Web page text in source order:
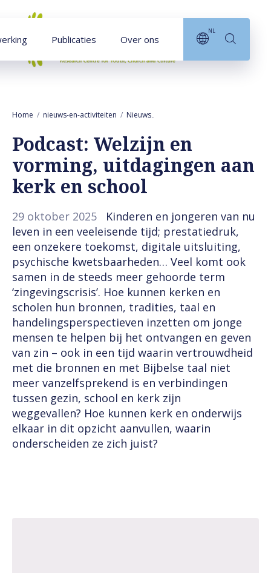
Naar hoofdinhoud
Publicaties Over ons
NL
Home nieuws-en-activiteiten Nieuws
Podcast: Welzijn en
vorming, uitdagingen aan
kerk en school
29 oktober 2025
Kinderen en jongeren van nu
leven in een veeleisende tijd; prestatiedruk,
een onzekere toekomst, digitale uitsluiting,
psychische kwetsbaarheden… Veel komt ook
samen in de steeds meer gehoorde term
‘zingevingscrisis’. Hoe kunnen kerken en
scholen hun bronnen, tradities, taal en
handelingsperspectieven inzetten om jonge
mensen te helpen bij het ontvangen en geven
van zin – ook in een tijd waarin vertrouwdheid
met die bronnen en met Bijbelse taal niet
meer vanzelfsprekend is en verbindingen
tussen gezin, school en kerk zijn
weggevallen? Hoe kunnen kerk en onderwijs
elkaar in dit opzicht aanvullen, waarin
onderscheiden ze zich juist?